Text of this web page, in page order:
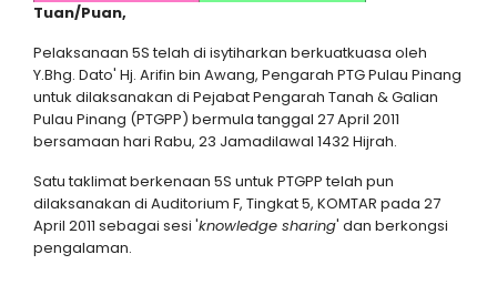
Tuan/Puan,
Pelaksanaan 5S telah di isytiharkan berkuatkuasa oleh
Y.Bhg. Dato' Hj. Arifin bin Awang, Pengarah PTG Pulau Pinang
untuk dilaksanakan di Pejabat Pengarah Tanah & Galian
Pulau Pinang (PTGPP) bermula tanggal 27 April 2011
bersamaan hari Rabu, 23 Jamadilawal 1432 Hijrah.
Satu taklimat berkenaan 5S untuk PTGPP telah pun
dilaksanakan di Auditorium F, Tingkat 5, KOMTAR pada 27
April 2011 sebagai sesi 'knowledge sharing' dan berkongsi
pengalaman.